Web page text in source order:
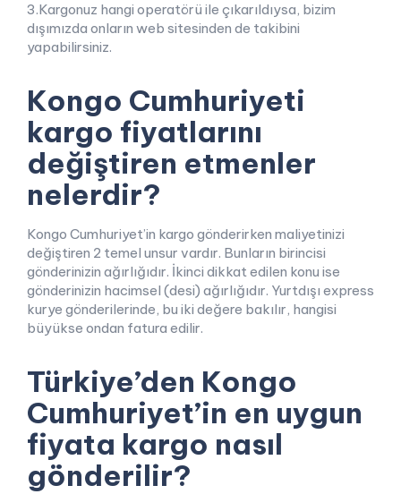
3.Kargonuz hangi operatörü ile çıkarıldıysa, bizim
dışımızda onların web sitesinden de takibini
yapabilirsiniz.
Kongo Cumhuriyeti
kargo fiyatlarını
değiştiren etmenler
nelerdir?
Kongo Cumhuriyet’in kargo gönderirken maliyetinizi
değiştiren 2 temel unsur vardır. Bunların birincisi
gönderinizin ağırlığıdır. İkinci dikkat edilen konu ise
gönderinizin hacimsel (desi) ağırlığıdır. Yurtdışı express
kurye gönderilerinde, bu iki değere bakılır, hangisi
büyükse ondan fatura edilir.
Türkiye’den Kongo
Cumhuriyet’in en uygun
fiyata kargo nasıl
gönderilir?